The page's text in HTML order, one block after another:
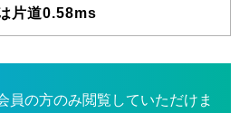
片道0.58ms
員の方のみ閲覧していただけま